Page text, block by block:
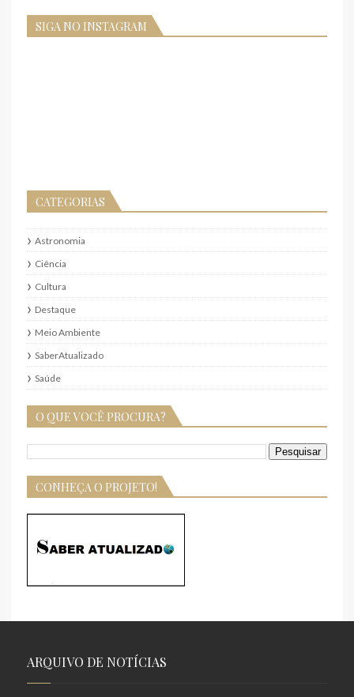
SIGA NO INSTAGRAM
CATEGORIAS
Astronomia
Ciência
Cultura
Destaque
Meio Ambiente
SaberAtualizado
Saúde
O QUE VOCÊ PROCURA?
CONHEÇA O PROJETO!
ARQUIVO DE NOTÍCIAS